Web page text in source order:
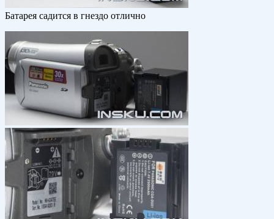
Батарея садится в гнездо отлично